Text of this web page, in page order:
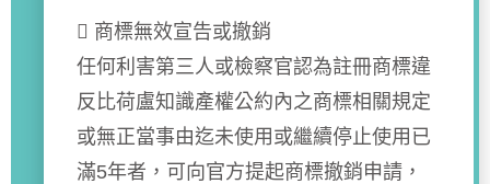
 商標無效宣告或撤銷
任何利害第三人或檢察官認為註冊商標違
反比荷盧知識產權公約內之商標相關規定
或無正當事由迄未使用或繼續停止使用已
滿5年者，可向官方提起商標撤銷申請，